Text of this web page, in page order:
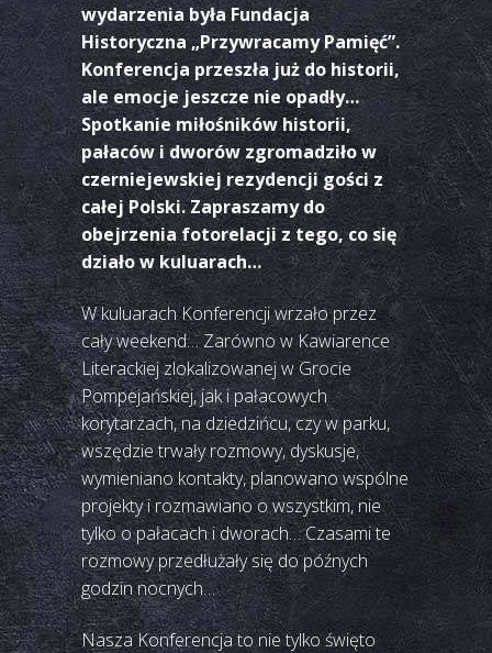
wydarzenia była Fundacja
Historyczna „Przywracamy Pamięć”.
Konferencja przeszła już do historii,
ale emocje jeszcze nie opadły…
Spotkanie miłośników historii,
pałaców i dworów zgromadziło w
czerniejewskiej rezydencji gości z
całej Polski. Zapraszamy do
obejrzenia fotorelacji z tego, co się
działo w kuluarach…
W kuluarach Konferencji wrzało przez
cały weekend… Zarówno w Kawiarence
Literackiej zlokalizowanej w Grocie
Pompejańskiej, jak i pałacowych
korytarzach, na dziedzińcu, czy w parku,
wszędzie trwały rozmowy, dyskusje,
wymieniano kontakty, planowano wspólne
projekty i rozmawiano o wszystkim, nie
tylko o pałacach i dworach… Czasami te
rozmowy przedłużały się do późnych
godzin nocnych…
Nasza Konferencja to nie tylko święto